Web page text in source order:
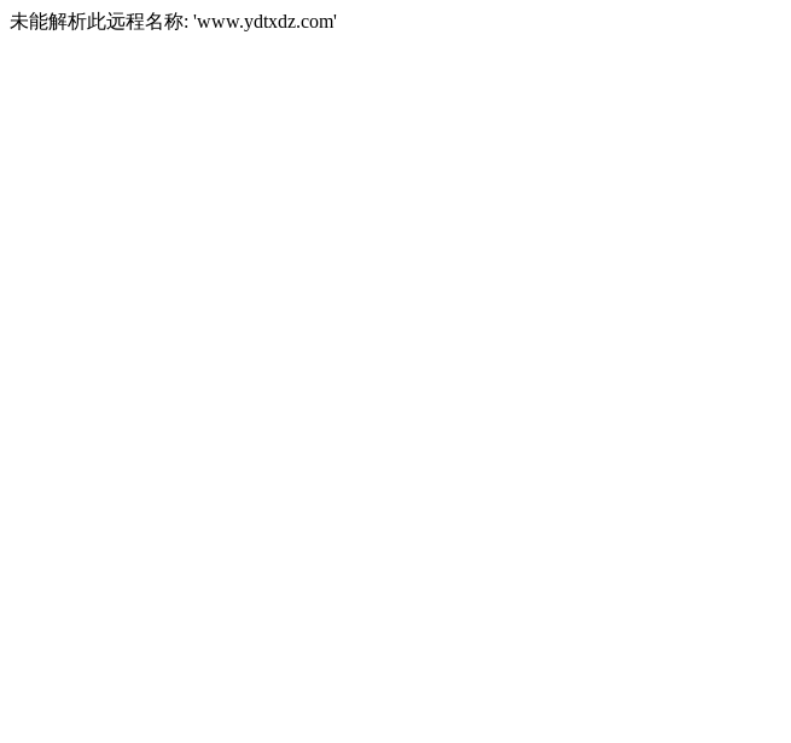
未能解析此远程名称: 'www.ydtxdz.com'